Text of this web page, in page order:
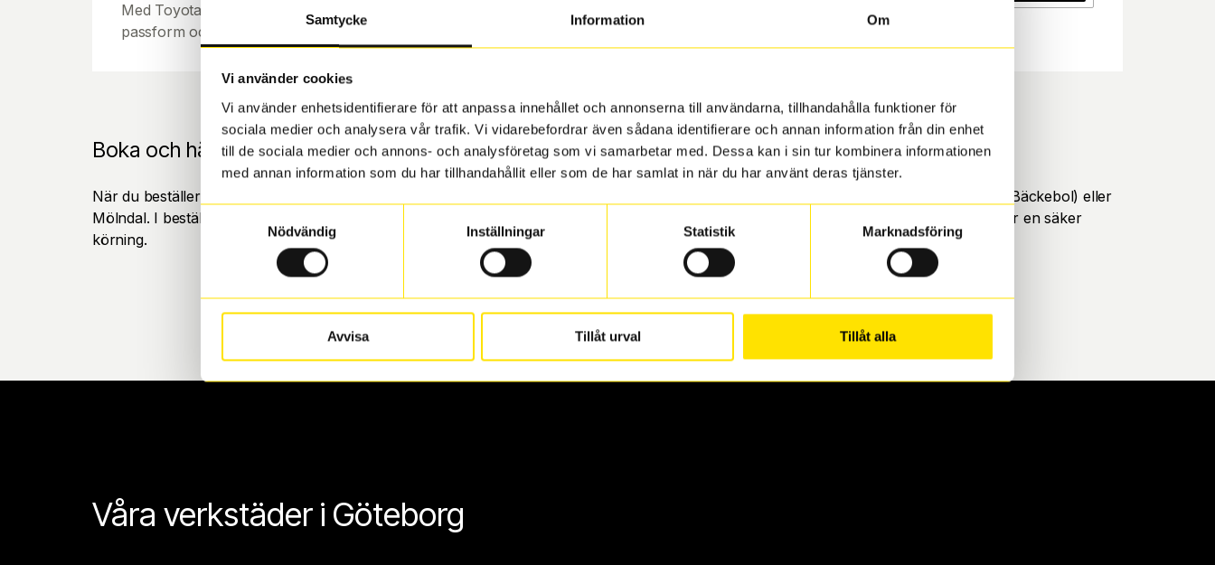
Samtycke Information Om
Vi använder cookies
Vi använder enhetsidentifierare för att anpassa innehållet och annonserna till användarna, tillhandahålla funktioner för
sociala medier och analysera vår trafik. Vi vidarebefordrar även sådana identifierare och annan information från din enhet
till de sociala medier och annons- och analysföretag som vi samarbetar med. Dessa kan i sin tur kombinera informationen
med annan information som du har tillhandahållit eller som de har samlat in när du har använt deras tjänster.
Samtyckesval
Nödvändig
Inställningar Statistik Marknadsföring
Avvisa Tillåt urval Tillåt alla
Med Toyota original vinterhjul får du samma säkerhet, kvalitet,
passform och finish som bilens original delar.
Boka och hämta hos Däckspecialen
När du beställer dina nya däck eller fälgar hos oss levereras de direkt till någon av våra däckverkstäder i Göteborg. Välj mellan Hisingen (Bäckebol) eller
Mölndal. I beställningen anger du datum och tid för upphämtning eller service. När vi byter dina däck ser vi till att de uppfyller alla krav för en säker
körning.
Våra verkstäder i Göteborg